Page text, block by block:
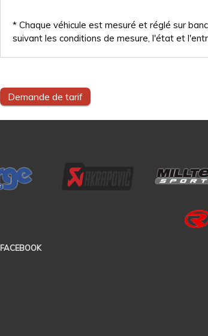
* Chaque véhicule est mesuré et réglé sur
suivant les conditions de mesure, l'état et
Demande de tarif
FACEBOOK